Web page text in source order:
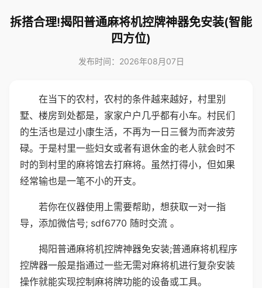
拆搭合理!揭阳普通麻将机控牌神器免安装(智能
四方位)
发布时间：2026年08月07日
在当下的农村，农村的条件越来越好，村里别
墅、楼房到处都是，家家户户几乎都有小车。村民们
的生活也是过小康生活，不再为一日三餐为而奔波劳
碌。于是村里一些妇女或者有退休金的老人就会时不
时的到村里的麻将馆去打麻将。虽然打得小，但如果
经常输也是一笔不小的开支。
若你在仪器使用上需要帮助，想获取一对一指
导，添加微信号; sdf6770 随时交流 。
揭阳普通麻将机控牌神器免安装;普通麻将机程序
控牌器一般是指通过一些无需对麻将机进行复杂安装
操作就能实现控制麻将牌功能的设备或工具。